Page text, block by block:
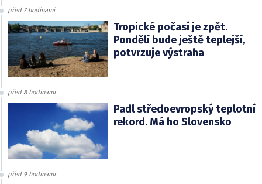
před 7 hodinami
Tropické počasí je zpět.
Pondělí bude ještě teplejší,
potvrzuje výstraha
před 8 hodinami
Padl středoevropský teplotní
rekord. Má ho Slovensko
před 9 hodinami